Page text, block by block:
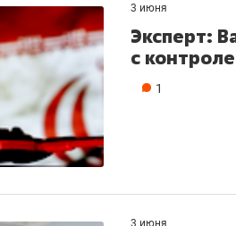
3 июня
Эксперт:
с
1
3 июня